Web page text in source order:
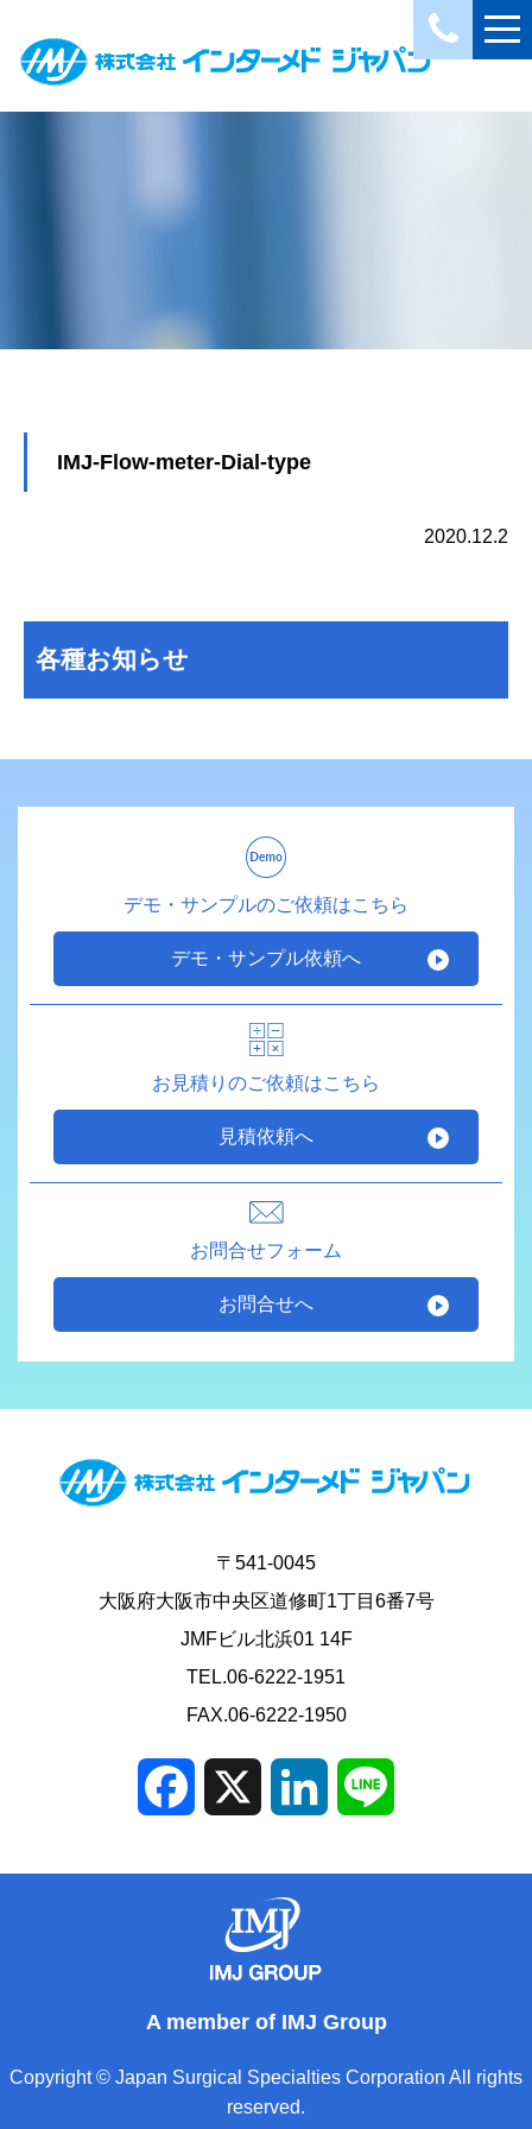
各種お知らせ
IMJ-Flow-meter-Dial-type
2020.12.2
デモ・サンプルのご依頼はこちら
デモ・サンプル依頼へ
お見積りのご依頼はこちら
見積依頼へ
お問合せフォーム
お問合せへ
〒541-0045
大阪府大阪市中央区道修町1丁目6番7号
JMFビル北浜01 14F
TEL.06-6222-1951
FAX.06-6222-1950
Facebook LinkedIn
A member of IMJ Group
Copyright © Japan Surgical Specialties Corporation All rights
reserved.